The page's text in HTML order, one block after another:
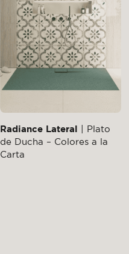
Radiance Lateral | Plato
de Ducha – Colores a la
Carta